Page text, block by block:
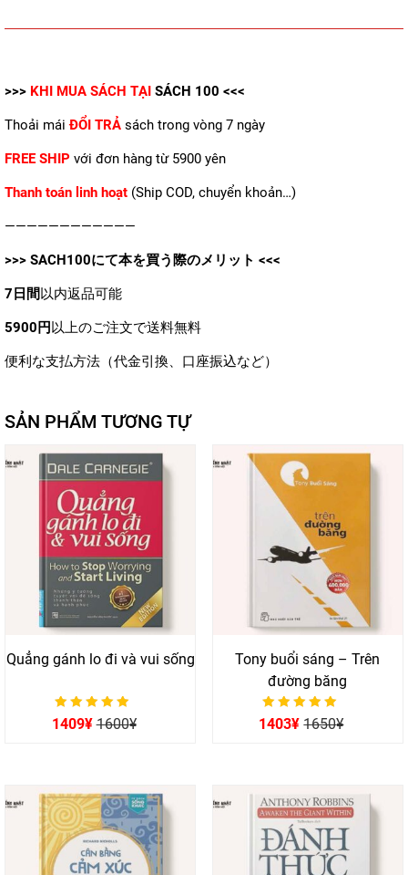
>>> KHI MUA SÁCH TẠI SÁCH 100 <<<
Thoải máiĐỔI TRẢ sách trong vòng 7 ngày
FREE SHIP với đơn hàng từ 5900 yên
Thanh toán linh hoạt (Ship COD, chuyển khoản…)
————————————
>>> SACH100にて本を買う際のメリット <<<
7日間 以内返品可能
5900円 以上のご注文で送料無料
便利な支払方法（代金引換、口座振込など）
SẢN PHẨM TƯƠNG TỰ
Quẳng gánh lo đi và vui sống
Được xếp hạng
0
1409¥ 1600¥
Tony buổi sáng – Trên
đường băng
Được xếp hạng
0
1403¥ 1650¥